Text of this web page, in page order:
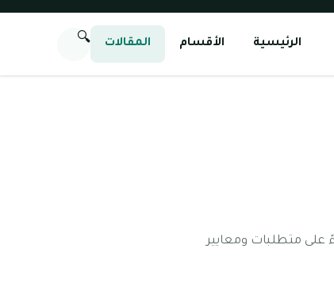
الرئيسية الأقسام المقالات 🔍
على متطلبات ومعايير